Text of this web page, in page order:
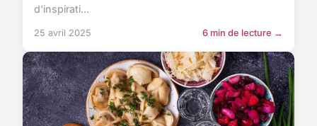
d'inspirati...
25 avril 2025 6 min de lecture →